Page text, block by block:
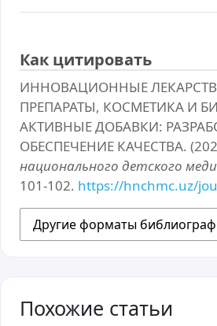
Как цитировать
ИННОВАЦИОННЫЕ
ПРЕПАРАТЫ, КОСМЕТИКА И
АКТИВНЫЕ ДОБАВКИ:
ОБЕСПЕЧЕНИЕ КАЧЕСТВА.
национального детского
101-102. https://hnchmc.uz/
Другие форматы
Похожие статьи